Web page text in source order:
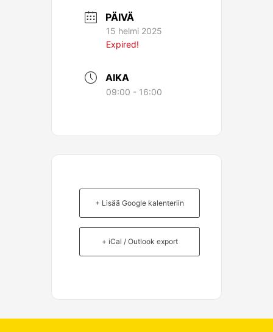
PÄIVÄ
15 helmi 2025
Expired!
AIKA
09:00 - 16:00
+ Lisää Google kalenteriin
+ iCal / Outlook export